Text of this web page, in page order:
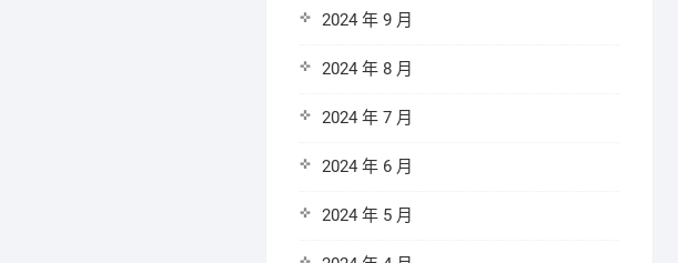
2024 年 9 月
2024 年 8 月
2024 年 7 月
2024 年 6 月
2024 年 5 月